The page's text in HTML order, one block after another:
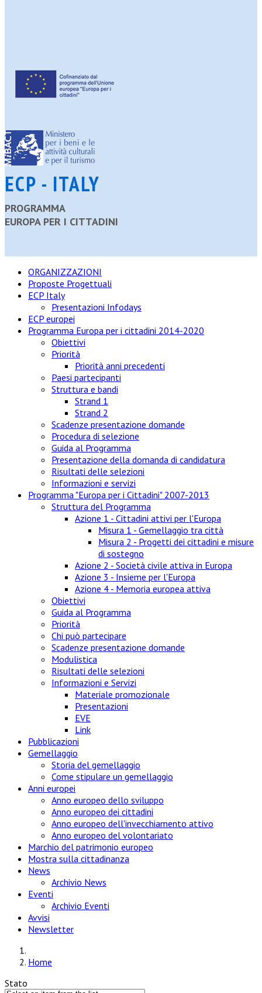
ECP - ITALY
PROGRAMMA
EUROPA PER I CITTADINI
ORGANIZZAZIONI
Proposte Progettuali
ECP Italy
Presentazioni Infodays
ECP europei
Programma Europa per i cittadini 2014-2020
Obiettivi
Priorità
Priorità anni precedenti
Paesi partecipanti
Struttura e bandi
Strand 1
Strand 2
Scadenze presentazione domande
Procedura di selezione
Guida al Programma
Presentazione della domanda di candidatura
Risultati delle selezioni
Informazioni e servizi
Programma "Europa per i Cittadini" 2007-2013
Struttura del Programma
Azione 1 - Cittadini attivi per l'Europa
Misura 1 - Gemellaggio tra città
Misura 2 - Progetti dei cittadini e misure
di sostegno
Azione 2 - Società civile attiva in Europa
Azione 3 - Insieme per l'Europa
Azione 4 - Memoria europea attiva
Obiettivi
Guida al Programma
Priorità
Chi può partecipare
Scadenze presentazione domande
Modulistica
Risultati delle selezioni
Informazioni e Servizi
Materiale promozionale
Presentazioni
EVE
Link
Pubblicazioni
Gemellaggio
Storia del gemellaggio
Come stipulare un gemellaggio
Anni europei
Anno europeo dello sviluppo
Anno europeo dei cittadini
Anno europeo dell'invecchiamento attivo
Anno europeo del volontariato
Marchio del patrimonio europeo
Mostra sulla cittadinanza
News
Archivio News
Eventi
Archivio Eventi
Avvisi
Newsletter
Home
Stato